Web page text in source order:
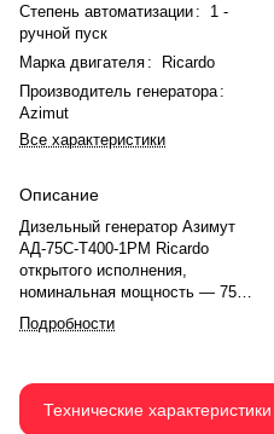
Степень автоматизации :
1 -
ручной пуск
Марка двигателя :
Ricardo
Производитель генератора :
Azimut
Все характеристики
Описание
Дизельный генератор Азимут
АД-75С-Т400-1РМ Ricardo
открытого исполнения,
номинальная мощность — 75
кВт(103 кВА), максимальная —
82.5 кВт (103 кВА). Двигатель
механический регулятором
оборотов. Номинальная
Подробности
Технические характеристики